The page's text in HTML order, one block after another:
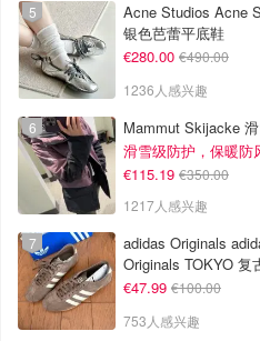
Acne Studios Acne
银色芭蕾平底鞋
€280.00 €490.00
1236人感兴趣
Mammut Skijacke
€115.19 €350.00
1217人感兴趣
adidas Originals
Originals TOKYO 复
深棕色
€47.99 €100.00
753人感兴趣